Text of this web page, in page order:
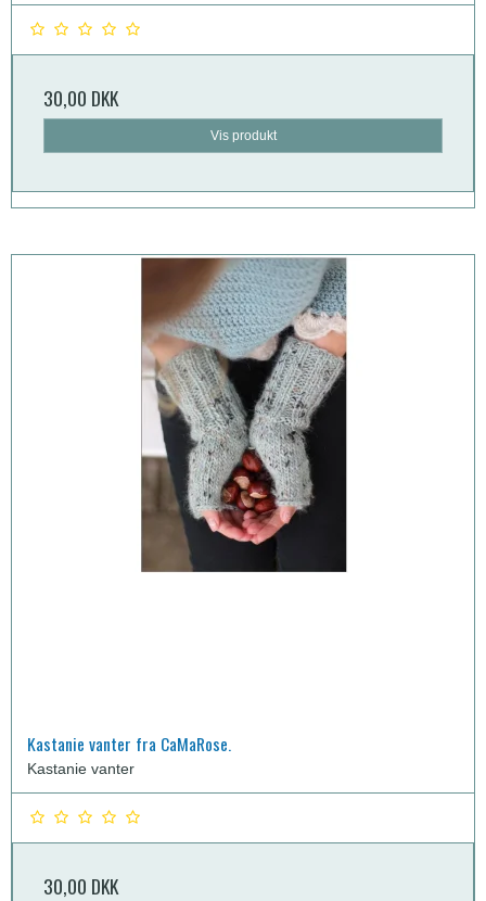
30,00 DKK
Vis produkt
Kastanie vanter fra CaMaRose.
Kastanie vanter
30,00 DKK